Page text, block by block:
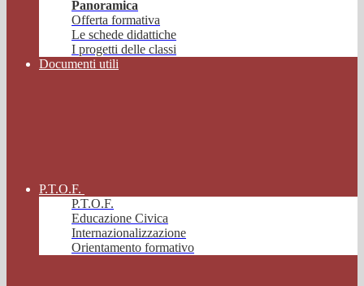
Panoramica
Offerta formativa
Le schede didattiche
I progetti delle classi
Documenti utili
P.T.O.F.
P.T.O.F.
Educazione Civica
Internazionalizzazione
Orientamento formativo